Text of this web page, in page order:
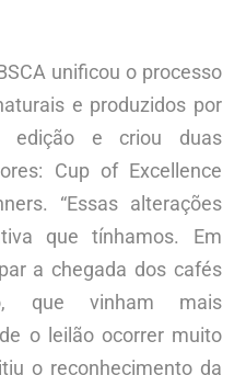
unificou o processo
e produzidos por
edição e criou duas
Cup of Excellence
“Essas alterações
que tínhamos. Em
a chegada dos cafés
que vinham mais
o leilão ocorrer muito
o reconhecimento da